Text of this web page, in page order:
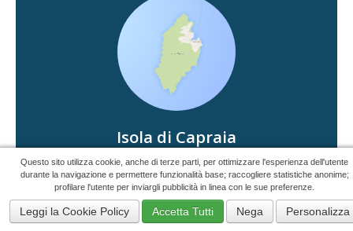
Isola di Capraia
43°03'00"N 9°51'00"E
Capraia is the less touristy island of the
archipelago and is the one that has retained most
of its original appearance.
Questo sito utilizza cookie, anche di terze parti, per ottimizzare l'esperienza dell'utente
durante la navigazione e permettere funzionalità base; raccogliere statistiche anonime;
profilare l'utente per inviargli pubblicità in linea con le sue preferenze.
Leggi la Cookie Policy Accetta Tutti Nega Personalizza